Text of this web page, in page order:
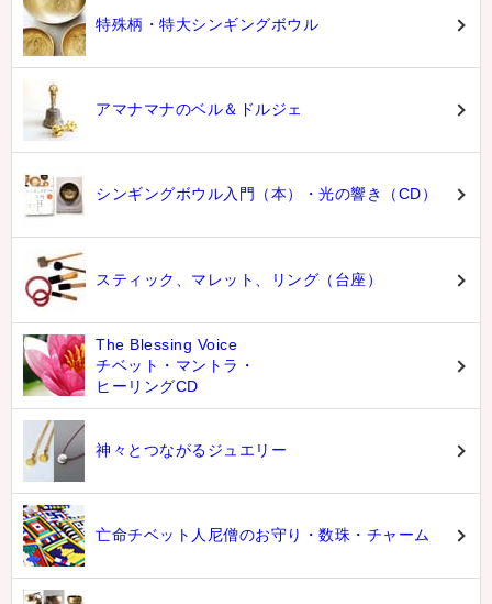
特殊柄・特大シンギングボウル
アマナマナのベル＆ドルジェ
シンギングボウル入門（本）・光の響き（CD）
スティック、マレット、リング（台座）
The Blessing Voice
チベット・マントラ・
ヒーリングCD
神々とつながるジュエリー
亡命チベット人尼僧のお守り・数珠・チャーム